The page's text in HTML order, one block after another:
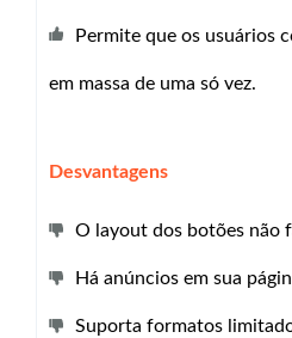
Permite que os usuários
em massa de uma só vez.
Desvantagens
O layout dos botões não
Há anúncios em sua
Suporta formatos